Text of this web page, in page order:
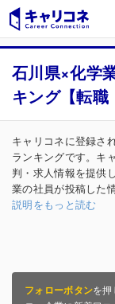
石川県×化学
キング【転職
キャリコネに登録さ
ランキングです。キ
判・求人情報を提供
業の社員が投稿した
説明をもっと読む
フォローボタンを